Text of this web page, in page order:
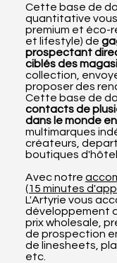
Cette base de
quantitative
premium et éco-
et lifestyle) de
prospectant
ciblés des
collection,
proposer des
Cette base de
contacts de
dans le monde
multimarques
créateurs,
boutiques
Avec notre
(15 minutes
L'Artyrie vous
développement
prix wholesale,
de prospection
de linesheets,
etc.